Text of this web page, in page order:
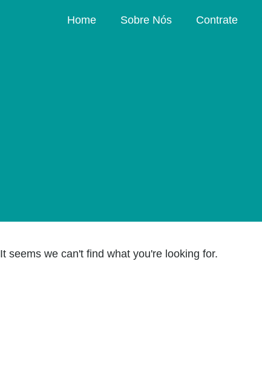
Home Sobre Nós Contrate
It seems we can't find what you're looking for.